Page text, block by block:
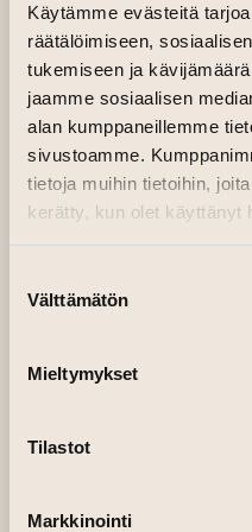
Käytämme evästeitä
räätälöimiseen,
tukemiseen ja
jaamme sosiaalisen
alan kumppaneillemme
sivustoamme.
tietoja muihin tietoihin,
kerätty, kun olet käyttänyt
valinta
Välttämätön
Mieltymykset
Tilastot
Markkinointi
Ukrainan sota on
Venäjän
ukrainalaisia siviilejä
systemaattista ja
Urhean Ukrainan
taistelusta koko
puolesta. Emme
on meidän kaikkien
Näyttelyn
ukrainalaisia.